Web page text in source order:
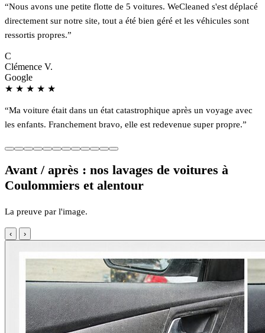
“Nous avons une petite flotte de 5 voitures. WeCleaned s'est déplacé
directement sur notre site, tout a été bien géré et les véhicules sont
ressortis propres.”
C
Clémence V.
Google
★ ★ ★ ★ ★
“Ma voiture était dans un état catastrophique après un voyage avec
les enfants. Franchement bravo, elle est redevenue super propre.”
Avant / après : nos lavages de voitures à
Coulommiers et alentour
La preuve par l'image.
‹ ›